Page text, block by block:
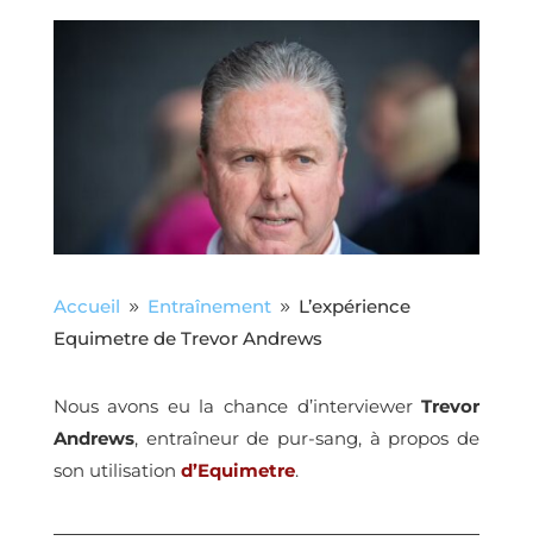
Accueil 9 Entraînement 9 L’expérience
Equimetre de Trevor Andrews
Nous avons eu la chance d’interviewerTrevor
Andrews, entraîneur de pur-sang, à propos de
son utilisation d’Equimetre.